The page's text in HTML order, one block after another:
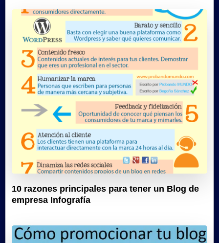
10 razones principales para tener un Blog de
empresa Infografía